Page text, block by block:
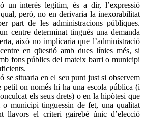
un interès legítim, és a dir, l’expressió
però, no en derivaria la inexorabilitat
part de les administracions públiques.
centre determinat tingués una demanda
això no implicaria que l’administració
en qüestió amb dues línies més, si
fons públics del mateix barri o municipi
se situaria en el seu punt just si observem
petit on només hi ha una escola pública (i
els seus drets) o en la hipòtesi que
o municipi tinguessin de fet, una qualitat
llavors el criteri gairebé únic d’elecció